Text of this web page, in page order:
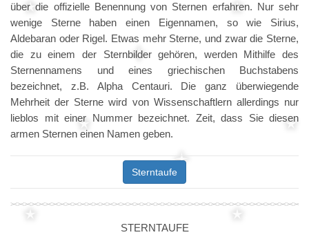
über die offizielle Benennung von Sternen erfahren. Nur sehr
wenige Sterne haben einen Eigennamen, so wie Sirius,
Aldebaran oder Rigel. Etwas mehr Sterne, und zwar die Sterne,
die zu einem der Sternbilder gehören, werden Mithilfe des
Sternennamens und eines griechischen Buchstabens
bezeichnet, z.B. Alpha Centauri. Die ganz überwiegende
Mehrheit der Sterne wird von Wissenschaftlern allerdings nur
lieblos mit einer Nummer bezeichnet. Zeit, dass Sie diesen
armen Sternen einen Namen geben.
Sterntaufe
STERNTAUFE